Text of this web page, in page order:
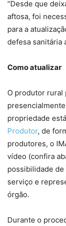
“Desde que
aftosa, foi
para a
defesa sanitária
Como atualizar
O produtor rural
propriedade
Produtor, de
produtores, o
vídeo (confira
possibilidade de
serviço e
órgão.
Durante o